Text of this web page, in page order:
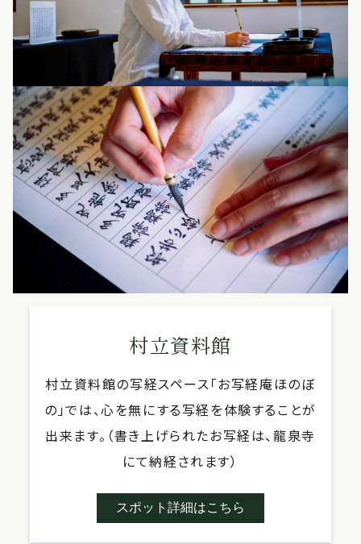
村立資料館
村立資料館の写経スペース「お写経庵ほのぼ
の」では、心を無にする写経を体験することが
出来ます。（書き上げられたお写経は、龍泉寺
にて納経されます）
スポット詳細はこちら